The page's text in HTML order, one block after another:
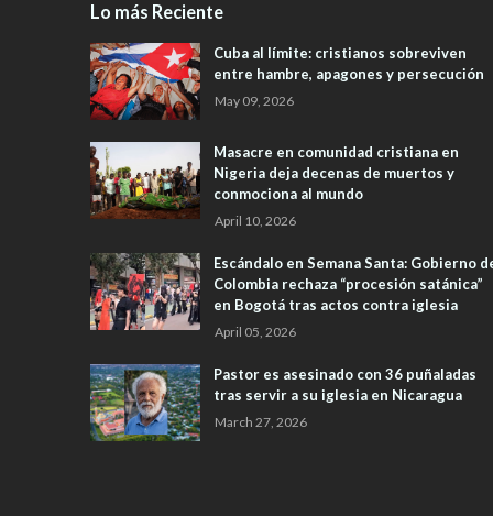
Lo más Reciente
Cuba al límite: cristianos sobreviven
entre hambre, apagones y persecución
May 09, 2026
Masacre en comunidad cristiana en
Nigeria deja decenas de muertos y
conmociona al mundo
April 10, 2026
Escándalo en Semana Santa: Gobierno
Colombia rechaza “procesión satánica”
en Bogotá tras actos contra iglesia
April 05, 2026
Pastor es asesinado con 36 puñaladas
tras servir a su iglesia en Nicaragua
March 27, 2026